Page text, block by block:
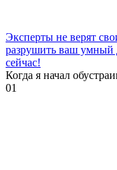
Эксперты не верят
разрушить ваш умный
сейчас!
Когда я начал
01